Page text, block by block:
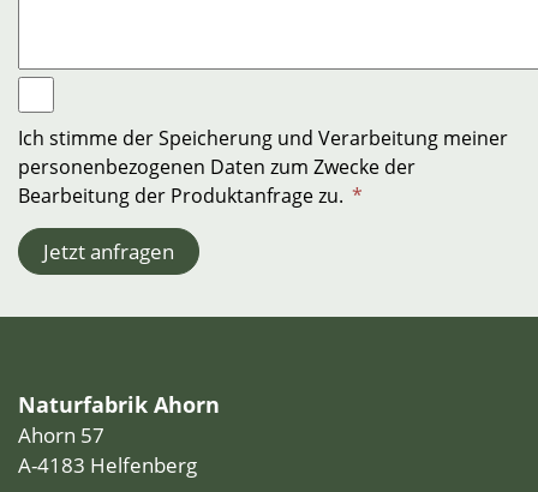
Ich stimme der Speicherung und Verarbeitung meiner
personenbezogenen Daten zum Zwecke der
Bearbeitung der Produktanfrage zu. *
Jetzt anfragen
Naturfabrik Ahorn
Ahorn 57
A-4183 Helfenberg